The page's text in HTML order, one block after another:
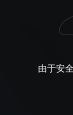
由于安